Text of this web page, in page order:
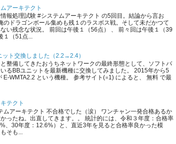
アーキテクト
報処理試験 #システムアーキテクト の5回目。結論から言お
のドラゴンボール集めも残１のラスボス戦。そして未だかつて
い残念な状況。 前回は午後１（56点） 、 前々回は午後１（39
１（51点...
ト交換しました（2.2→2.4）
整備してきたおうちネットワークの最終形態として、ソフトバ
るBBユニットを最新機種に交換してみました。 2015年から5
E-WMTA2.2 という機種。 参考サイト(※1) によると、 無料 で最
テクト
アーキテクト 不合格でした（涙） ワンチャン一発合格あるか
ったね。出直してきます。。 統計的には、令和３年度：合格率
、30年度：12.6%）と、直近3年を見ると合格率良かった模
そも...